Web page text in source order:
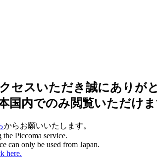
セスいただき誠にありが
国内でのみ閲覧いただけま
からお願いいたします。
Piccoma service.
can only be used from Japan.
here.